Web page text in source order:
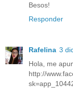
Besos!
Responder
Rafelina 3
Hola, me
http://